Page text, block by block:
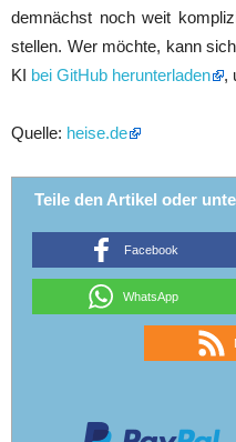
demnächst noch weit
stellen. Wer möchte, kann
KI bei GitHub herunterladen ,
Quelle: heise.de
Teile den Artikel oder
Facebook
WhatsApp